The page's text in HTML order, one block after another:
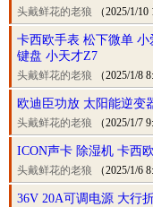
头戴鲜花的老狼 （2025/1/10
卡西欧手表 松下微单
键盘 小天才Z7
头戴鲜花的老狼 （2025/1/8
欧迪臣功放 太阳能逆变
头戴鲜花的老狼 （2025/1/7
ICON声卡 除湿机 卡西
头戴鲜花的老狼 （2025/1/6
36V 20A可调电源 大行